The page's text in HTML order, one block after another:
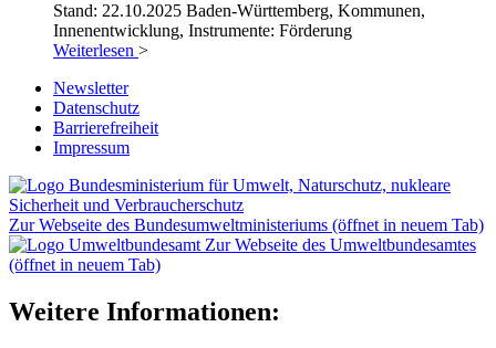
Stand: 22.10.2025 Baden-Württemberg, Kommunen,
Innenentwicklung, Instrumente: Förderung
Weiterlesen >
Newsletter
Datenschutz
Barrierefreiheit
Impressum
Zur Webseite des Bundesumweltministeriums (öffnet in neuem Tab)
Zur Webseite des Umweltbundesamtes
(öffnet in neuem Tab)
Weitere Informationen: